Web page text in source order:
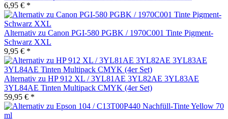
6,95 € *
Alternativ zu Canon PGI-580 PGBK / 1970C001 Tinte Pigment-
Schwarz XXL
9,95 € *
Alternativ zu HP 912 XL / 3YL81AE 3YL82AE 3YL83AE
3YL84AE Tinten Multipack CMYK (4er Set)
59,95 € *